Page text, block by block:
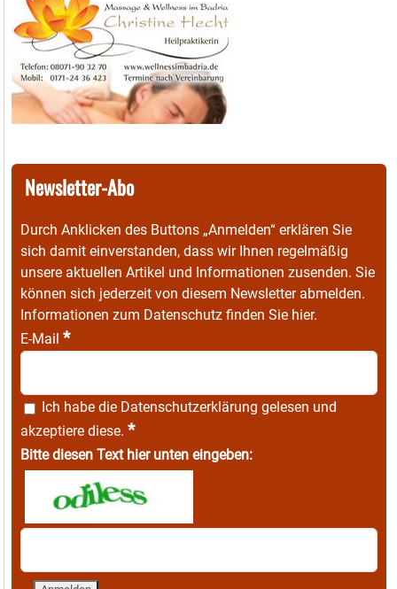
Newsletter-Abo
Durch Anklicken des Buttons „Anmelden“ erklären Sie
sich damit einverstanden, dass wir Ihnen regelmäßig
unsere aktuellen Artikel und Informationen zusenden. Sie
können sich jederzeit von diesem Newsletter abmelden.
Informationen zum Datenschutz finden Sie hier.
E-Mail *
Ich habe die Datenschutzerklärung gelesen und
akzeptiere diese. *
Bitte diesen Text hier unten eingeben: